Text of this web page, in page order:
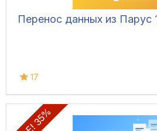
Перенос данных из Парус
17